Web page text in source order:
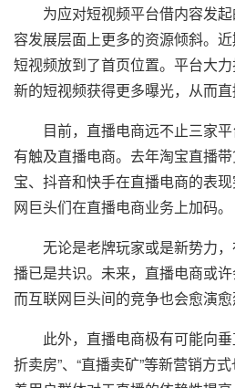
为应对短视频平台借内容发起
容发展层面上更多的资源倾斜。
短视频放到了首页位置。平台大
新的短视频获得更多曝光，从而直
目前，直播电商远不止三家平
有触及直播电商。去年淘宝直播
宝、抖音和快手在直播电商的表
网巨头们在直播电商业务上加码。
无论是老牌玩家或是新势力，
播已是共识。未来，直播电商或许
而互联网巨头间的竞争也会愈演愈
此外，直播电商极有可能向垂
折卖房”、“直播卖矿”等新营销方